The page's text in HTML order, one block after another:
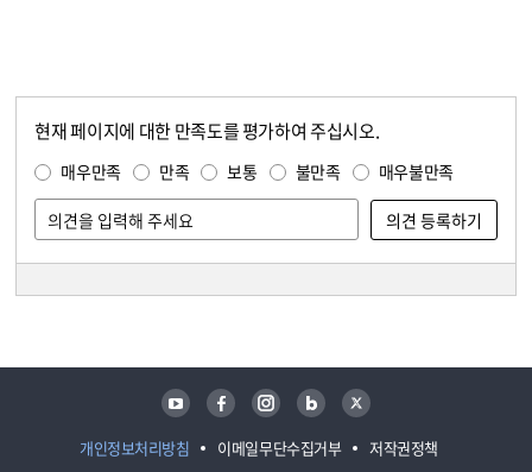
현재 페이지에 대한 만족도를 평가하여 주십시오.
매우만족 만족 보통 불만족 매우불만족
개인정보처리방침 이메일무단수집거부 저작권정책
유튜브 페이스북 인스타그램 블로그 트위터